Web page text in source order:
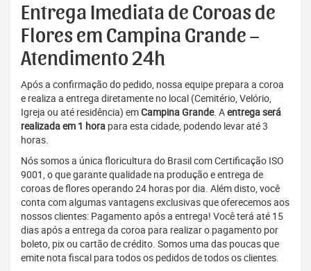
Entrega Imediata de Coroas de
Flores em Campina Grande –
Atendimento 24h
Após a confirmação do pedido, nossa equipe prepara a coroa
e realiza a entrega diretamente no local (Cemitério, Velório,
Igreja ou até residência) emCampina Grande. Aentrega será
realizada em 1 hora para esta cidade, podendo levar até 3
horas.
Nós somos a única floricultura do Brasil com Certificação ISO
9001, o que garante qualidade na produção e entrega de
coroas de flores operando 24 horas por dia. Além disto, você
conta com algumas vantagens exclusivas que oferecemos aos
nossos clientes: Pagamento após a entrega! Você terá até 15
dias após a entrega da coroa para realizar o pagamento por
boleto, pix ou cartão de crédito. Somos uma das poucas que
emite nota fiscal para todos os pedidos de todos os clientes.